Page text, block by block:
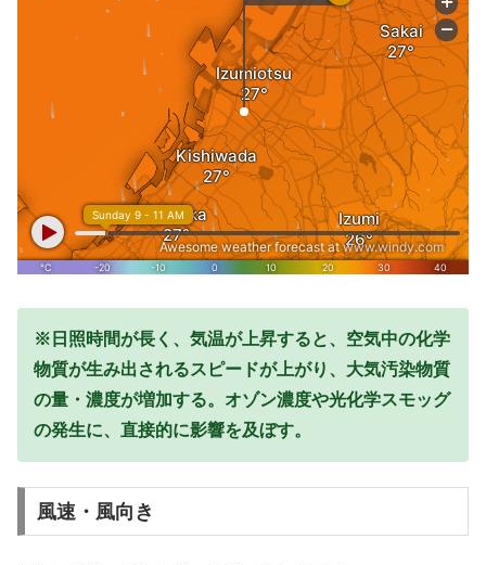
※日照時間が長く、気温が上昇すると、空気中の化学
物質が生み出されるスピードが上がり、大気汚染物質
の量・濃度が増加する。オゾン濃度や光化学スモッグ
の発生に、直接的に影響を及ぼす。
風速・風向き